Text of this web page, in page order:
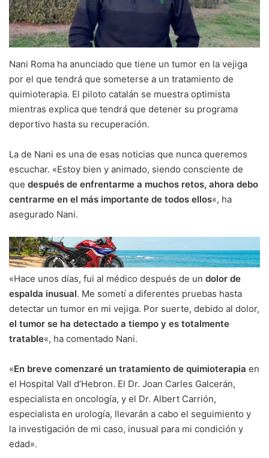
Nani Roma ha anunciado que tiene un tumor en la vejiga
por el que tendrá que someterse a un tratamiento de
quimioterapia. El piloto catalán se muestra optimista
mientras explica que tendrá que detener su programa
deportivo hasta su recuperación.
La de Nani es una de esas noticias que nunca queremos
escuchar. «Estoy bien y animado, siendo consciente de
que después de enfrentarme a muchos retos, ahora debo
centrarme en el más importante de todos ellos«, ha
asegurado Nani.
«Hace unos días, fui al médico después de un dolor de
espalda inusual. Me sometí a diferentes pruebas hasta
detectar un tumor en mi vejiga. Por suerte, debido al dolor,
el tumor se ha detectado a tiempo y es totalmente
tratable«, ha comentado Nani.
«En breve comenzaré un tratamiento de quimioterapia en
el Hospital Vall d’Hebron. El Dr. Joan Carles Galcerán,
especialista en oncología, y el Dr. Albert Carrión,
especialista en urología, llevarán a cabo el seguimiento y
la investigación de mi caso, inusual para mi condición y
edad».